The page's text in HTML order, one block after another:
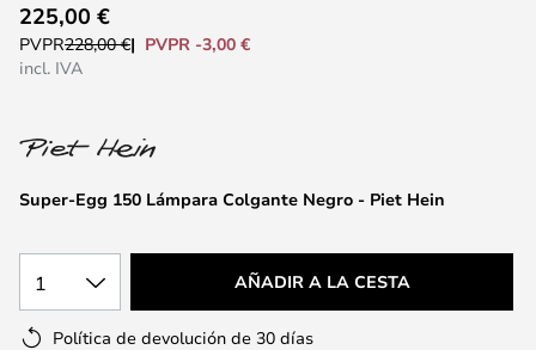
comienzo
galería
imágenes
Super-Egg 150 Lámpara Colgante Negro - Piet Hein
225,00 €
PVPR228,00 €
PVPR -3,00 €
incl. IVA
1 AÑADIR A LA CESTA
Política de devolución de 30 días